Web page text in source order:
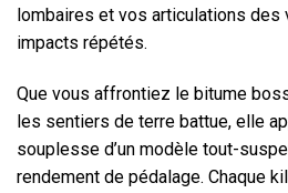
lombaires et vos articulations des
impacts répétés.
Que vous affrontiez le bitume
les sentiers de terre battue, elle
souplesse d’un modèle tout-
rendement de pédalage. Chaque